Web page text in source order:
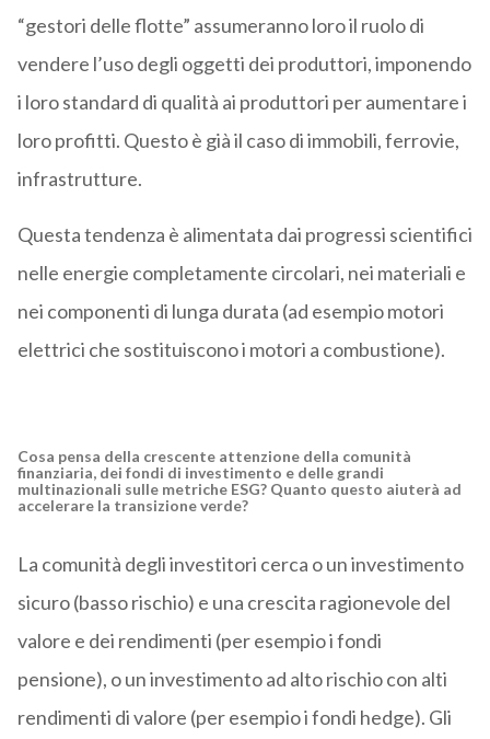
“gestori delle flotte” assumeranno loro il ruolo di
vendere l’uso degli oggetti dei produttori, imponendo
i loro standard di qualità ai produttori per aumentare i
loro profitti. Questo è già il caso di immobili, ferrovie,
infrastrutture.
Questa tendenza è alimentata dai progressi scientifici
nelle energie completamente circolari, nei materiali e
nei componenti di lunga durata (ad esempio motori
elettrici che sostituiscono i motori a combustione).
Cosa pensa della crescente attenzione della comunità
finanziaria, dei fondi di investimento e delle grandi
multinazionali sulle metriche ESG? Quanto questo aiuterà ad
accelerare la transizione verde?
La comunità degli investitori cerca o un investimento
sicuro (basso rischio) e una crescita ragionevole del
valore e dei rendimenti (per esempio i fondi
pensione), o un investimento ad alto rischio con alti
rendimenti di valore (per esempio i fondi hedge). Gli